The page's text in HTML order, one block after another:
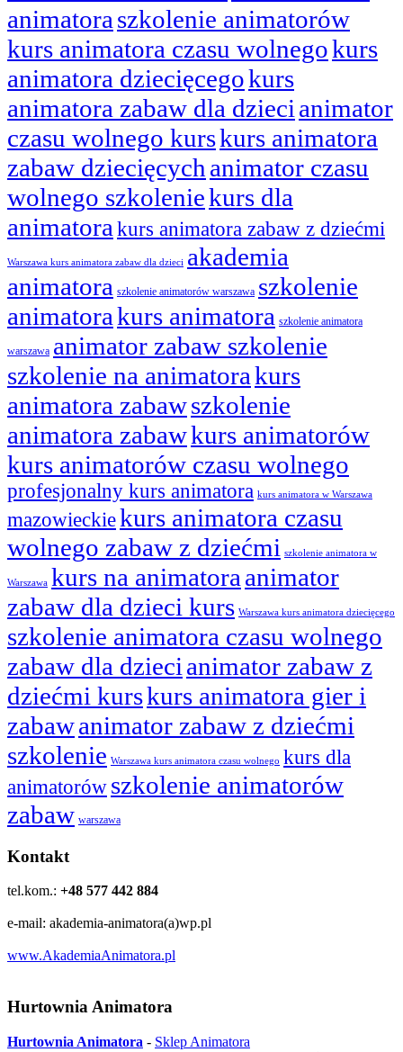
animatora szkolenie animatorów
kurs animatora czasu wolnegokurs
animatora dziecięcegokurs
animatora zabaw dla dzieci animator
czasu wolnego kurskurs animatora
zabaw dziecięcych animator czasu
wolnego szkoleniekurs dla
animatora kurs animatora zabaw z dziećmi
Warszawa kurs animatora zabaw dla dzieci akademia
animatora szkolenie animatorów warszawa szkolenie
animatorakurs animatora szkolenie animatora
warszawa animator zabaw szkolenie
szkolenie na animatorakurs
animatora zabawszkolenie
animatora zabawkurs animatorów
kurs animatorów czasu wolnego
profesjonalny kurs animatora kurs animatora w Warszawa
mazowieckiekurs animatora czasu
wolnego zabaw z dziećmi szkolenie animatora w
Warszawa kurs na animatora animator
zabaw dla dzieci kurs Warszawa kurs animatora dziecięcego
szkolenie animatora czasu wolnego
zabaw dla dzieci animator zabaw z
dziećmi kurskurs animatora gier i
zabawanimator zabaw z dziećmi
szkolenie Warszawa kurs animatora czasu wolnego kurs dla
animatorów szkolenie animatorów
zabaw warszawa
Kontakt
tel.kom.: +48 577 442 884
e-mail: akademia-animatora(a)wp.pl
www.AkademiaAnimatora.pl
Hurtownia Animatora
Hurtownia Animatora - Sklep Animatora